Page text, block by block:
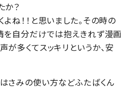
か？
ね！！と思いました。その時の
を自分だけでは抱えきれず漫画
が多くてスッキリというか、安
さみの使い方などふたばくん